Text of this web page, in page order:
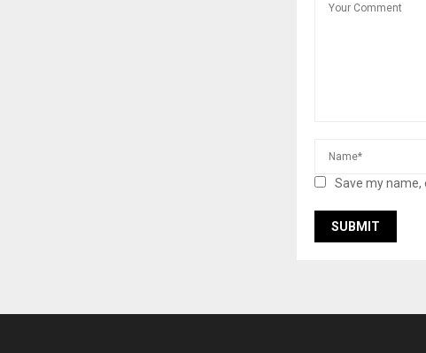
Save my name,